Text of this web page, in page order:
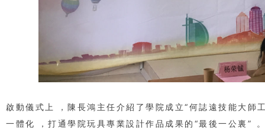
啟動儀式上，陳長鴻主任介紹了學院成立“何誌遠技能大師
一體化，打通學院玩具專業設計作品成果的“最後一公裏”